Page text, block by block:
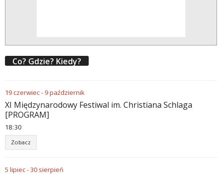
Co? Gdzie? Kiedy?
19czerwiec- 9październik
XI Międzynarodowy Festiwal im. Christiana Schlaga
[PROGRAM]
18:30
Zobacz
5 lipiec-30 sierpień